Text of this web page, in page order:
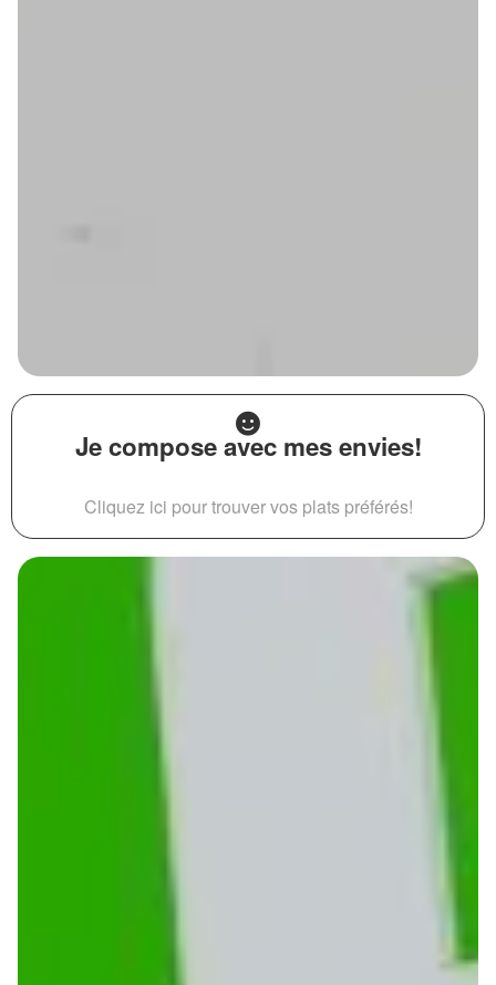
Je compose avec mes envies!
Cliquez ici pour trouver vos plats préférés!